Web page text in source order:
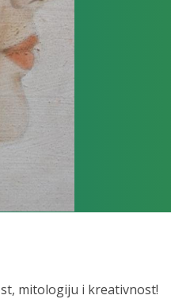
mitologiju i kreativnost!